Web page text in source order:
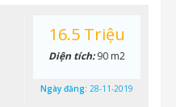
16.5 Triệu
Diện tích:90 m2
Ngày đăng: 28-11-2019